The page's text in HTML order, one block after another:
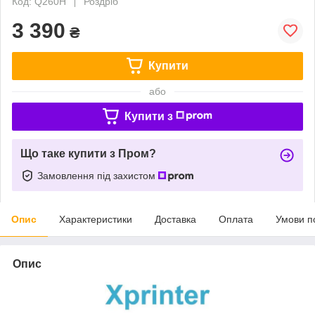
3 390 ₴
Купити
або
Купити з
Що таке купити з Пром?
Замовлення під захистом
Опис Характеристики Доставка Оплата Умови
Опис